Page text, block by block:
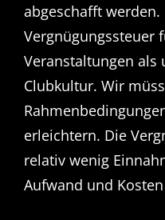
abgeschafft
Vergnügungssteuer
Veranstaltungen
Clubkultur. Wir
erleichtern. Die
relativ wenig
Aufwand und